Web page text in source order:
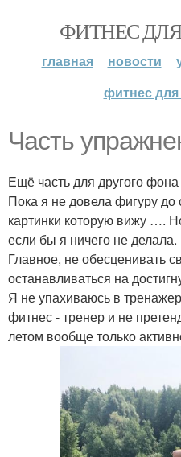
ФИТНЕС
главная новости
фитнес
Часть
Ещё часть для другого
Пока я не довела фигуру
картинки которую вижу ….
если бы я ничего не делала.
Главное, не обесценивать
останавливаться на
Я не упахиваюсь в
фитнес - тренер и не
летом вообще только